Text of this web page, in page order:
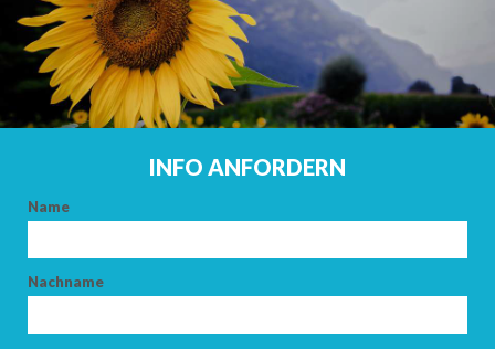
INFO ANFORDERN
Name
Nachname